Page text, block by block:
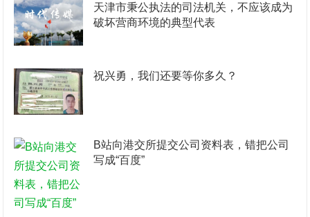
天津市秉公执法的司法机关，不应该成为
破坏营商环境的典型代表
祝兴勇，我们还要等你多久？
B站向港交所提交公司资料表，错把公司
写成“百度”